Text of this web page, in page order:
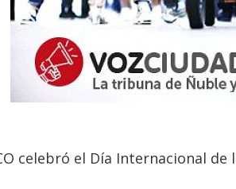
celebró el Día Internacional